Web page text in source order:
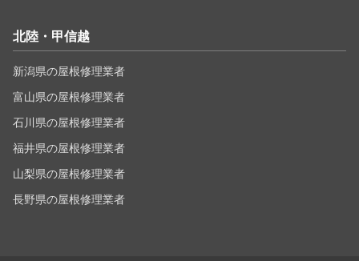
北陸・甲信越
新潟県の屋根修理業者
富山県の屋根修理業者
石川県の屋根修理業者
福井県の屋根修理業者
山梨県の屋根修理業者
長野県の屋根修理業者